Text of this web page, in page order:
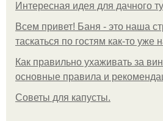
Интересная идея для дачного
Всем привет! Баня - это наша
таскаться по гостям как-то уже
Как правильно ухаживать за
основные правила и
Советы для капусты.